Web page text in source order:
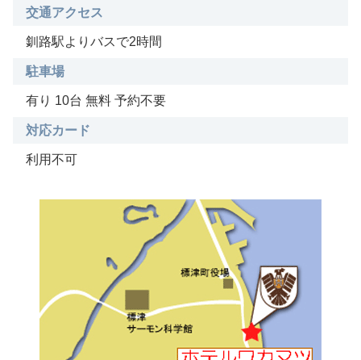
交通アクセス
釧路駅よりバスで2時間
駐車場
有り 10台 無料 予約不要
対応カード
利用不可